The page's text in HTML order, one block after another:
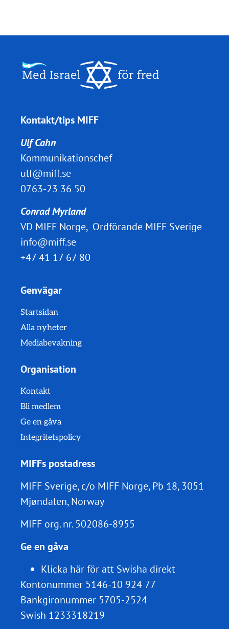
Kontakt/tips MIFF
Ulf Cahn
Kommunikationschef
ulf@miff.se
0763-23 36 50
Conrad Myrland
VD MIFF Norge, Ordförande MIFF Sverige
info@miff.se
+47 41 17 67 80
Genvägar
Startsidan
Alla nyheter
Mediabevakning
Organisation
Kontakt
Bli medlem
Ge en gåva
Integritetspolicy
MIFFs postadress
MIFF Sverige, c/o MIFF Norge, Pb 18, 3051
Mjøndalen, Norway
MIFF org. nr.502086-8955
Ge en gåva
Klicka här för att Swisha direkt
Kontonummer 5146-10 924 77
Bankgironummer 5705-2524
Swish 1233318219